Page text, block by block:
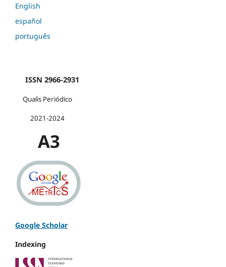
English
español
português
ISSN 2966-2931
Qualis Periódico
2021-2024
A3
Google Scholar
Indexing